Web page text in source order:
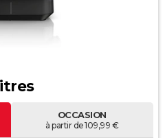
OCCASION
à partir de 109,99 €